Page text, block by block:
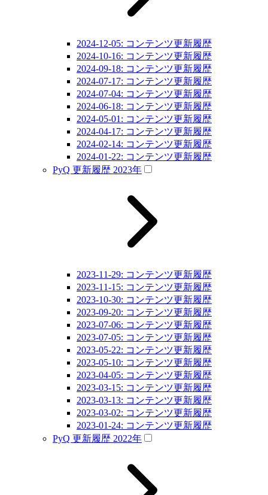
2024-12-05: コンテンツ更新履歴
2024-10-16: コンテンツ更新履歴
2024-09-18: コンテンツ更新履歴
2024-07-17: コンテンツ更新履歴
2024-07-04: コンテンツ更新履歴
2024-06-18: コンテンツ更新履歴
2024-05-01: コンテンツ更新履歴
2024-04-17: コンテンツ更新履歴
2024-02-14: コンテンツ更新履歴
2024-01-22: コンテンツ更新履歴
PyQ 更新履歴 2023年
2023-11-29: コンテンツ更新履歴
2023-11-15: コンテンツ更新履歴
2023-10-30: コンテンツ更新履歴
2023-09-20: コンテンツ更新履歴
2023-07-06: コンテンツ更新履歴
2023-07-05: コンテンツ更新履歴
2023-05-22: コンテンツ更新履歴
2023-05-10: コンテンツ更新履歴
2023-04-05: コンテンツ更新履歴
2023-03-15: コンテンツ更新履歴
2023-03-13: コンテンツ更新履歴
2023-03-02: コンテンツ更新履歴
2023-01-24: コンテンツ更新履歴
PyQ 更新履歴 2022年